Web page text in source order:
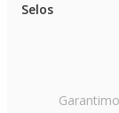
Selos